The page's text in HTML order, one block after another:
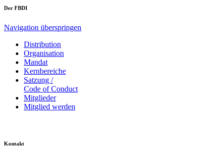
Der FBDI
Navigation überspringen
Distribution
Organisation
Mandat
Kernbereiche
Satzung /
Code of Conduct
Mitglieder
Mitglied werden
Kontakt